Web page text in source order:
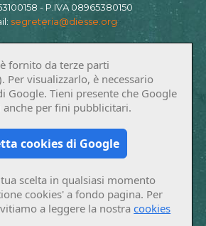
- P.IVA 08965380150
segreteria@diesse.org
fornito da terze parti
Per visualizzarlo, è necessario
Google. Tieni presente che Google
per fini pubblicitari.
cookies di Google
scelta in qualsiasi momento
cookies' a fondo pagina. Per
a leggere la nostracookies